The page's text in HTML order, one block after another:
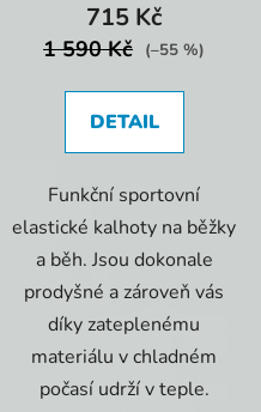
715 Kč
1 590 Kč (–55 %)
DETAIL
Funkční sportovní
elastické kalhoty na běžky
a běh. Jsou dokonale
prodyšné a zároveň vás
díky zateplenému
materiálu v chladném
počasí udrží v teple.